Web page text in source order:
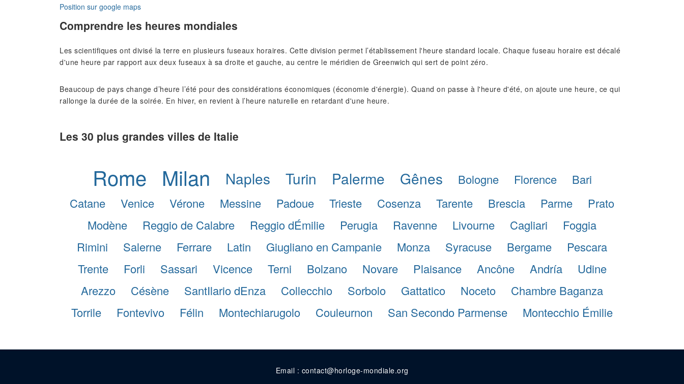
Position sur google maps
Comprendre les heures mondiales
Les scientifiques ont divisé la terre en plusieurs fuseaux horaires. Cette division permet l’établissement l'heure standard locale. Chaque fuseau horaire est décalé
d'une heure par rapport aux deux fuseaux à sa droite et gauche, au centre le méridien de Greenwich qui sert de point zéro.
Beaucoup de pays change d’heure l’été pour des considérations économiques (économie d'énergie). Quand on passe à l'heure d'été, on ajoute une heure, ce qui
rallonge la durée de la soirée. En hiver, en revient à l’heure naturelle en retardant d'une heure.
Les 30 plus grandes villes de Italie
Rome Milan Naples Turin Palerme Gênes Bologne Florence
Bari
Catane
Venice Vérone Messine Padoue Trieste Cosenza Tarente Brescia Parme
Prato
Modène
Reggio de Calabre Reggio dÉmilie Perugia Ravenne Livourne Cagliari
Foggia
Rimini
Salerne Ferrare Latin Giugliano en Campanie Monza Syracuse Bergame
Pescara
Trente
Forli Sassari Vicence Terni Bolzano Novare Plaisance Ancône Andría
Udine
Arezzo
Césène SantIlario dEnza Collecchio Sorbolo Gattatico Noceto
Chambre Baganza
Torrile
Fontevivo Félin Montechiarugolo Couleurnon San Secondo Parmense Montecchio Émilie
Email : contact@horloge-mondiale.org